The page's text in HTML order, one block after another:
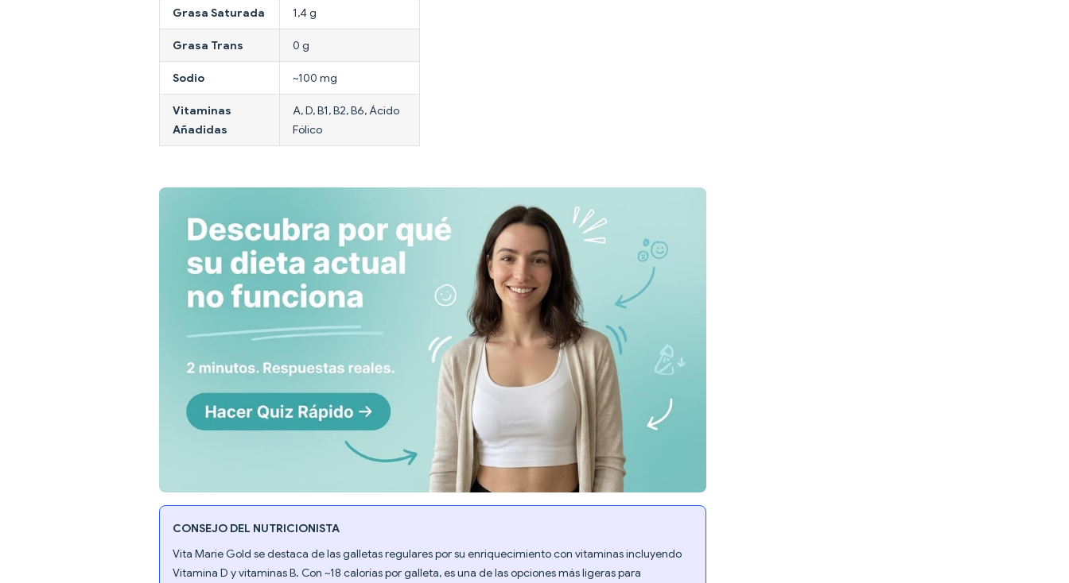
Grasa Saturada 1,4 g
Grasa Trans 0 g
Sodio ~100 mg
Vitaminas
Añadidas
A, D, B1, B2, B6, Ácido
Fólico
CONSEJO DEL NUTRICIONISTA
Vita Marie Gold se destaca de las galletas regulares por su enriquecimiento con vitaminas incluyendo
Vitamina D y vitaminas B. Con ~18 calorías por galleta, es una de las opciones más ligeras para